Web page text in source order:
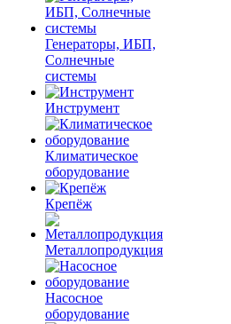
Генераторы, ИБП,
Солнечные
системы
Инструмент
Климатическое
оборудование
Крепёж
Металлопродукция
Насосное
оборудование